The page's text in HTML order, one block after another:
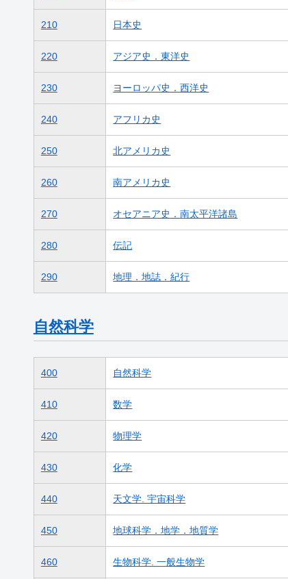
210 日本史
220 アジア史．東洋史
230 ヨーロッパ史．西洋史
240 アフリカ史
250 北アメリカ史
260 南アメリカ史
270 オセアニア史．南太平洋諸島
280 伝記
290 地理．地誌．紀行
自然科学
400 自然科学
410 数学
420 物理学
430 化学
440 天文学. 宇宙科学
450 地球科学．地学．地質学
460 生物科学. 一般生物学